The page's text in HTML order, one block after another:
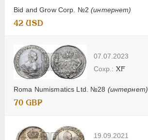
Bid and Grow Corp. №2(интернет)
42 USD
07.07.2023
Roma Numismatics Ltd. №28 (интернет)
XF
70 GBP
19.09.2021